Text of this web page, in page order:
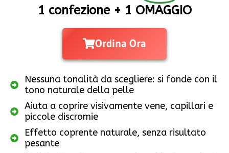
1 confezione + 1 OMAGGIO
Ordina Ora
Nessuna tonalità da scegliere: si fonde con il
tono naturale della pelle
Aiuta a coprire visivamente vene, capillari e
piccole discromie
Effetto coprente naturale, senza risultato
pesante